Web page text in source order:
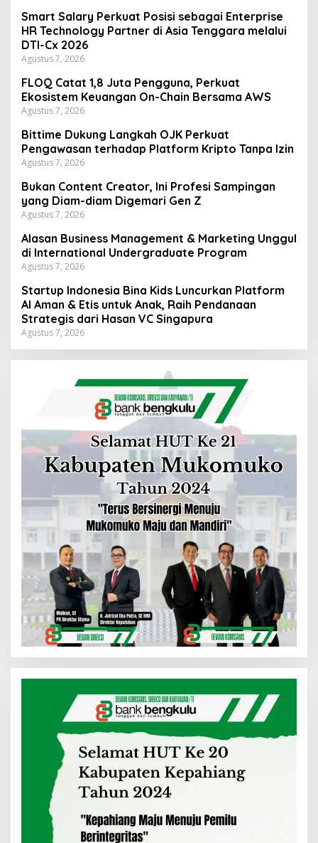
Smart Salary Perkuat Posisi sebagai Enterprise
HR Technology Partner di Asia Tenggara melalui
DTI-Cx 2026
Agustus 7, 2026
FLOQ Catat 1,8 Juta Pengguna, Perkuat
Ekosistem Keuangan On-Chain Bersama AWS
Agustus 7, 2026
Bittime Dukung Langkah OJK Perkuat
Pengawasan terhadap Platform Kripto Tanpa Izin
Agustus 7, 2026
Bukan Content Creator, Ini Profesi Sampingan
yang Diam-diam Digemari Gen Z
Agustus 7, 2026
Alasan Business Management & Marketing Unggul
di International Undergraduate Program
Agustus 7, 2026
Startup Indonesia Bina Kids Luncurkan Platform
AI Aman & Etis untuk Anak, Raih Pendanaan
Strategis dari Hasan VC Singapura
Agustus 7, 2026